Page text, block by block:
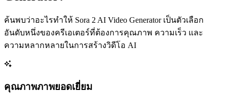
ค้นพบว่าอะไรทำให้ Sora 2 AI Video Generator เป็นตัวเลือก
อันดับหนึ่งของครีเอเตอร์ที่ต้องการคุณภาพ ความเร็ว และ
ความหลากหลายในการสร้างวิดีโอ AI
คุณภาพภาพยอดเยี่ยม